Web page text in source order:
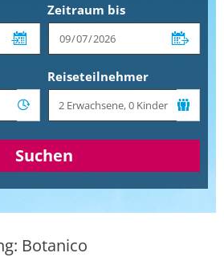
Zeitraum bis
Reiseteilnehmer
Suchen
Botanico